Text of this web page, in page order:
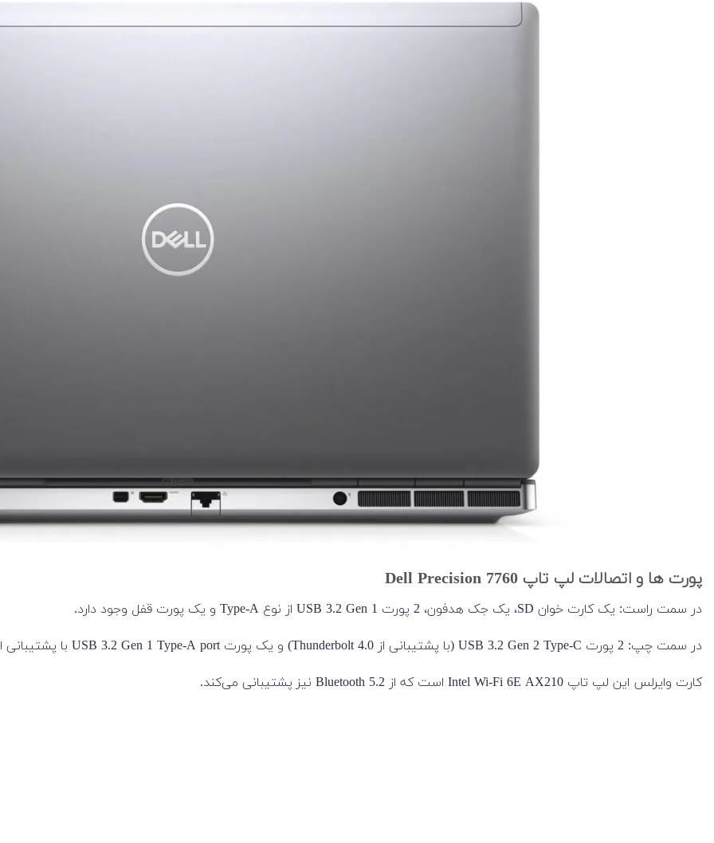
پورت ها و اتصالات لپ تاپ Dell Precision 7760
در سمت راست: یک کارت خوان SD، یک جک هدفون، 2 پورت USB 3.2 Gen 1 از نوع Type-A و یک پورت قفل وجود دارد.
در سمت چپ: 2 پورت USB 3.2 Gen 2 Type-C (با پشتیبانی از Thunderbolt 4.0) و یک پورت USB 3.2 Gen 1 Type-A port با پشتیبانی از Power Share و یک کارت خوان Smart card reader وجود دارد.
کارت وایرلس این لپ تاپ Intel Wi-Fi 6E AX210 است که از Bluetooth 5.2 نیز پشتیبانی می‌کند.